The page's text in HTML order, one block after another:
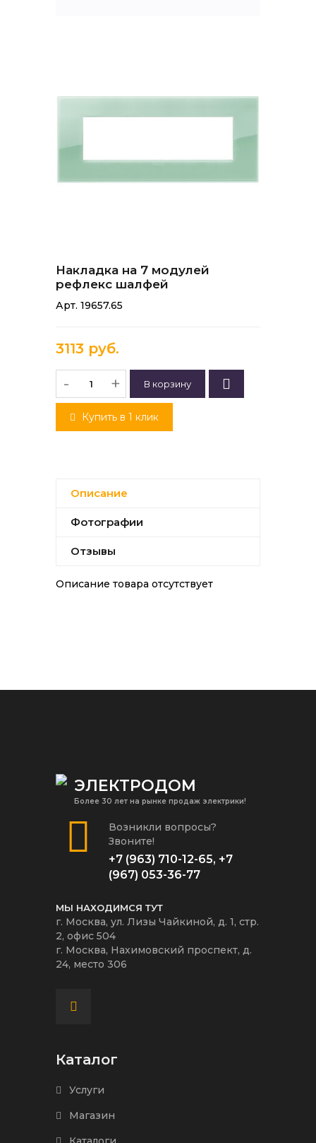
Накладка на 7 модулей
рефлекс шалфей
Арт. 19657.65
3113 руб.
- +
Купить в 1 клик
Описание
Фотографии
Отзывы
Описание товара отсутствует
ЭЛЕКТРОДОМ
Более 30 лет на рынке продаж электрики!
Возникли вопросы?
Звоните!
+7 (963) 710-12-65, +7
(967) 053-36-77
МЫ НАХОДИМСЯ ТУТ
г. Москва, ул. Лизы Чайкиной, д. 1, стр.
2, офис 504
г. Москва, Нахимовский проспект, д.
24, место 306
Каталог
Услуги
Магазин